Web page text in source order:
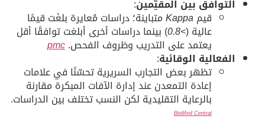
التوافق بين المقيّمين:
قيم Kappa متباينة؛ دراسات مُعايرة بلغَت قيمًا
عالية (>0.8 ) بينما دراسات أخرى أبلغت توافقًا أقل
يعتمد على التدريب وظروف الفحص. pmc
الفعالية الوقائية:
تظهر بعض التجارب السريرية تحسّنًا في علامات
إعادة التمعدن عند إدارة الآفات المبكرة مقارنة
بالرعاية التقليدية لكن النسب تختلف بين الدراسات.
BioMed Central